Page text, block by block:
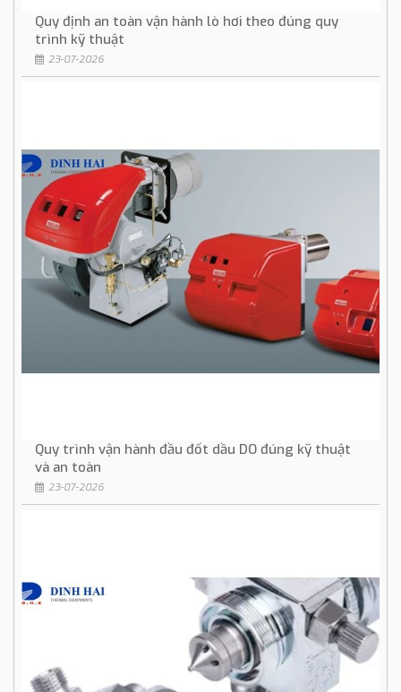
Quy định an toàn vận hành lò hơi theo đúng quy
trình kỹ thuật
23-07-2026
Quy trình vận hành đầu đốt dầu DO đúng kỹ thuật
và an toàn
23-07-2026